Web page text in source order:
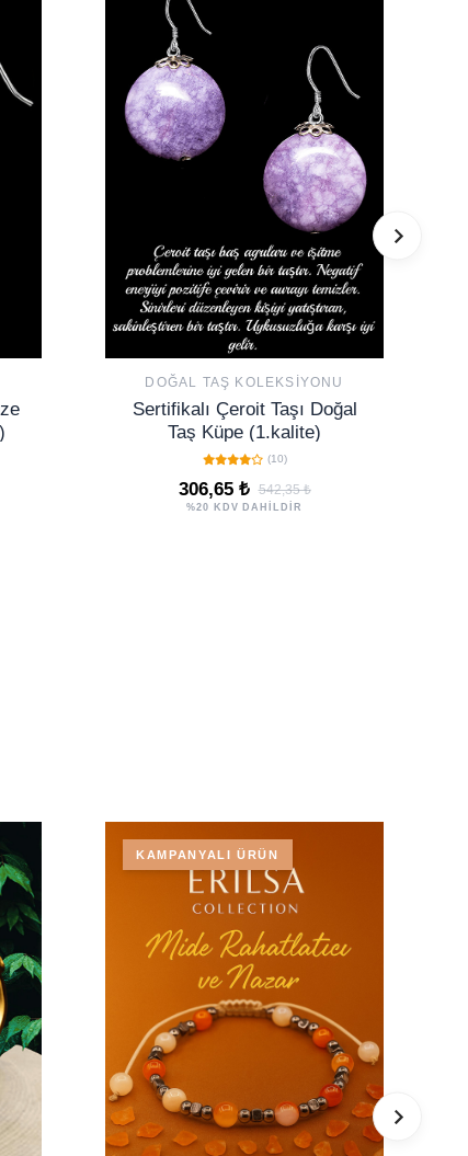
DOĞAL TAŞ KOLEKSIYONU
Sertifikalı Çeroit Taşı Doğal
Taş Küpe (1.kalite)
(10)
306,65 ₺ 542,35 ₺
%20 KDV DAHİLDİR
KAMPANYALI ÜRÜN